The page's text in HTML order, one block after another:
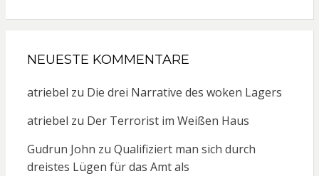
NEUESTE KOMMENTARE
atriebel zu Die drei Narrative des woken Lagers
atriebel zu Der Terrorist im Weißen Haus
Gudrun John zu Qualifiziert man sich durch
dreistes Lügen für das Amt als